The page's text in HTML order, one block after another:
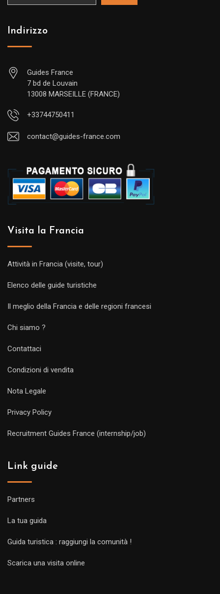
Indirizzo
Guides France
7 bd de Louvain
13008 MARSEILLE (FRANCE)
+33744750411
contact@guides-france.com
Visita la Francia
Attività in Francia (visite, tour)
Elenco delle guide turistiche
Il meglio della Francia e delle regioni francesi
Chi siamo ?
Contattaci
Condizioni di vendita
Nota Legale
Privacy Policy
Recruitment Guides France (internship/job)
Link guide
Partners
La tua guida
Guida turistica : raggiungi la comunità !
Scarica una visita online